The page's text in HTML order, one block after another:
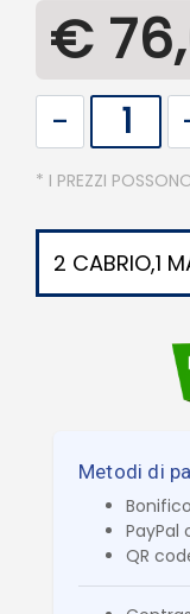
€
* I PREZZI
2 CABRIO,1
Metodi di
PayPal
QR